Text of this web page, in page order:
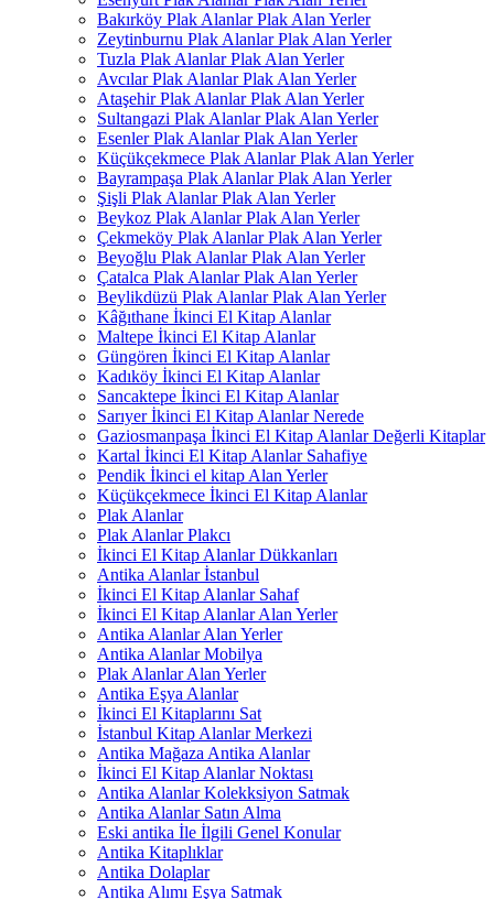
Bakırköy Plak Alanlar Plak Alan Yerler
Zeytinburnu Plak Alanlar Plak Alan Yerler
Tuzla Plak Alanlar Plak Alan Yerler
Avcılar Plak Alanlar Plak Alan Yerler
Ataşehir Plak Alanlar Plak Alan Yerler
Sultangazi Plak Alanlar Plak Alan Yerler
Esenler Plak Alanlar Plak Alan Yerler
Küçükçekmece Plak Alanlar Plak Alan Yerler
Bayrampaşa Plak Alanlar Plak Alan Yerler
Şişli Plak Alanlar Plak Alan Yerler
Beykoz Plak Alanlar Plak Alan Yerler
Çekmeköy Plak Alanlar Plak Alan Yerler
Beyoğlu Plak Alanlar Plak Alan Yerler
Çatalca Plak Alanlar Plak Alan Yerler
Beylikdüzü Plak Alanlar Plak Alan Yerler
Kâğıthane İkinci El Kitap Alanlar
Maltepe İkinci El Kitap Alanlar
Güngören İkinci El Kitap Alanlar
Kadıköy İkinci El Kitap Alanlar
Sancaktepe İkinci El Kitap Alanlar
Sarıyer İkinci El Kitap Alanlar Nerede
Gaziosmanpaşa İkinci El Kitap Alanlar Değerli Kitaplar
Kartal İkinci El Kitap Alanlar Sahafiye
Pendik İkinci el kitap Alan Yerler
Küçükçekmece İkinci El Kitap Alanlar
Plak Alanlar
Plak Alanlar Plakcı
İkinci El Kitap Alanlar Dükkanları
Antika Alanlar İstanbul
İkinci El Kitap Alanlar Sahaf
İkinci El Kitap Alanlar Alan Yerler
Antika Alanlar Alan Yerler
Antika Alanlar Mobilya
Plak Alanlar Alan Yerler
Antika Eşya Alanlar
İkinci El Kitaplarını Sat
İstanbul Kitap Alanlar Merkezi
Antika Mağaza Antika Alanlar
İkinci El Kitap Alanlar Noktası
Antika Alanlar Kolekksiyon Satmak
Antika Alanlar Satın Alma
Eski antika İle İlgili Genel Konular
Antika Kitaplıklar
Antika Dolaplar
Antika Alımı Eşya Satmak